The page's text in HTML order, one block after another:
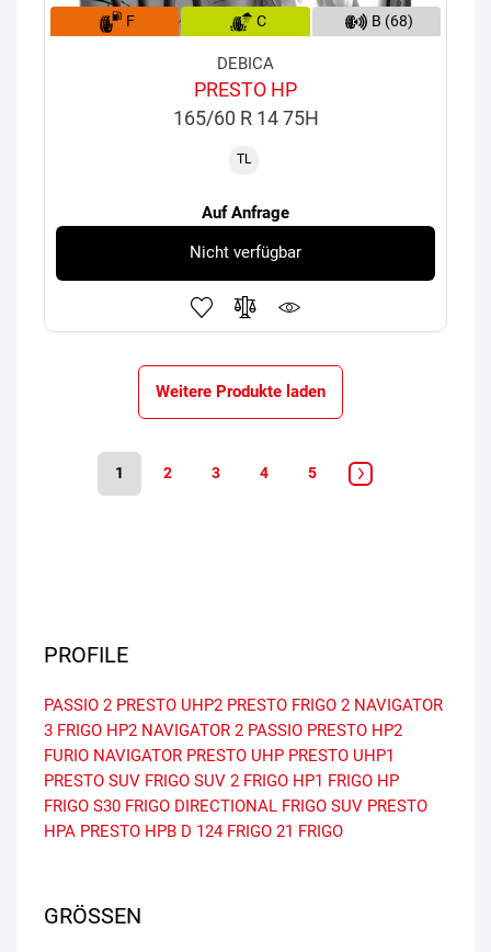
F C B (68)
DEBICA
PRESTO HP
165/60 R 14 75H
TL
Auf Anfrage
Nicht verfügbar
Weitere Produkte laden
1 2 3 4 5
PROFILE
PASSIO 2 PRESTO UHP2 PRESTO FRIGO 2 NAVIGATOR
3 FRIGO HP2 NAVIGATOR 2 PASSIO PRESTO HP2
FURIO NAVIGATOR PRESTO UHP PRESTO UHP1
PRESTO SUV FRIGO SUV 2 FRIGO HP1 FRIGO HP
FRIGO S30 FRIGO DIRECTIONAL FRIGO SUV PRESTO
HPA PRESTO HPB D 124 FRIGO 21 FRIGO
GRÖSSEN